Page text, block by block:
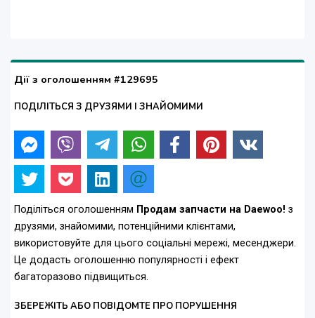
Дії з оголошенням #129695
ПОДІЛІТЬСЯ З ДРУЗЯМИ І ЗНАЙОМИМИ
Поділіться оголошенням Продам запчасти на Daewoo! з
друзями, знайомими, потенційними клієнтами,
використовуйте для цього соціальні мережі, месенджери.
Це додасть оголошенню популярності і ефект
багаторазово підвищиться.
ЗБЕРЕЖІТЬ АБО ПОВІДОМТЕ ПРО ПОРУШЕННЯ